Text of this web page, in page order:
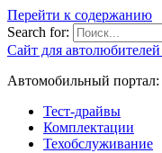
Перейти к содержанию
Search for:
Сайт для
Автомобильный портал:
Тест-драйвы
Комплектации
Техобслуживание